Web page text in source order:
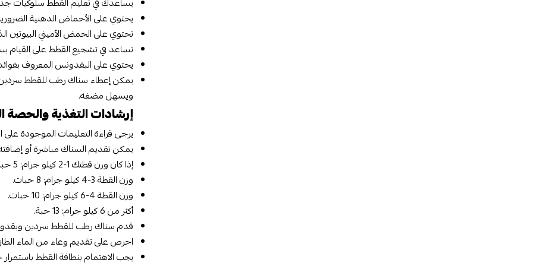
يحتوي على الأحماض الدهنية
تحتوي على الحمض الأميني البيوتين
تساعد في تشجيع القطط على القيام
يحتوي على البقدونس المعروف
يمكن إعطاء سناك رطب للقطط سردين
ويسهل مضغه.
إرشادات التغذية والحصة
يرجى قراءة التعليمات الموجودة على
يمكن تقديم السناك مباشرة أو
إذا كان وزن قطتك 1-2 كيلو جرام: 5 حبات.
وزن القطة 3-4 كيلو جرام: 8 حبات.
وزن القطة 4-6 كيلو جرام: 10 حبات.
أكثر من 6 كيلو جرام: 13 حبة.
قدم سناك رطب للقطط سردين
احرص على تقديم وعاء من الماء
يجب الاهتمام بنظافة القطط